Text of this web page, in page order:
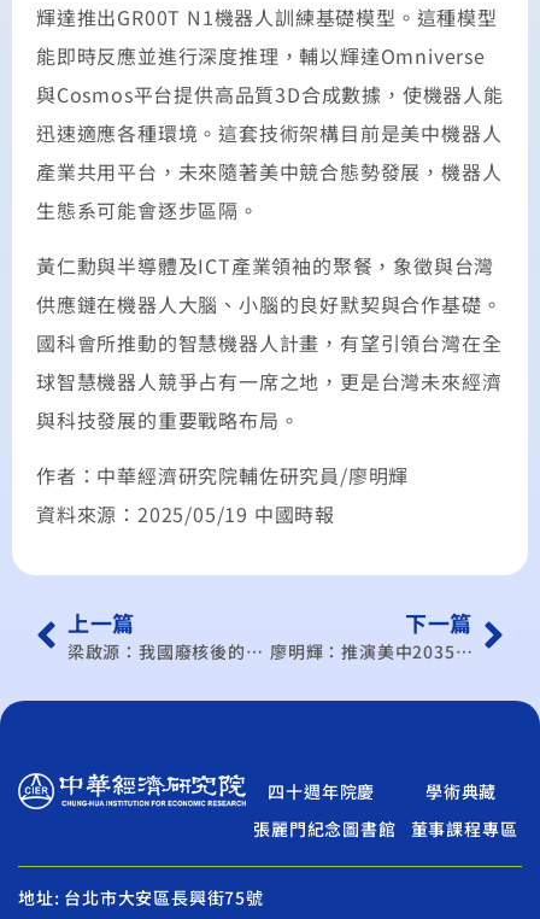
輝達推出GR00T N1機器人訓練基礎模型。這種模型
能即時反應並進行深度推理，輔以輝達Omniverse
與Cosmos平台提供高品質3D合成數據，使機器人能
迅速適應各種環境。這套技術架構目前是美中機器人
產業共用平台，未來隨著美中競合態勢發展，機器人
生態系可能會逐步區隔。
黃仁勳與半導體及ICT產業領袖的聚餐，象徵與台灣
供應鏈在機器人大腦、小腦的良好默契與合作基礎。
國科會所推動的智慧機器人計畫，有望引領台灣在全
球智慧機器人競爭占有一席之地，更是台灣未來經濟
與科技發展的重要戰略布局。
作者：中華經濟研究院輔佐研究員/廖明輝
資料來源：2025/05/19 中國時報
上一篇
梁啟源：我國廢核後的衝擊 堅持非核將與國際趨勢脫節
下一篇
廖明輝：推演美中2035情勢 台需做好準備
四十週年院慶
學術典藏
張麗門紀念圖書館
董事課程專區
地址: 台北市大安區長興街75號